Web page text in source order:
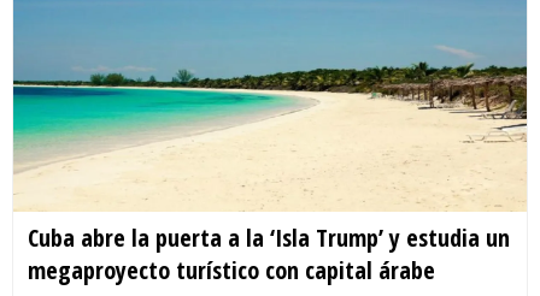
Cuba abre la puerta a la ‘Isla Trump’ y estudia un
megaproyecto turístico con capital árabe